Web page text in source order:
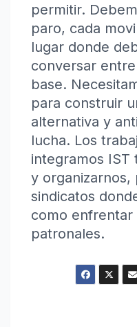
permitir.
paro, cada
lugar donde
conversar
base.
para construir
alternativa y
lucha. Los
integramos IST
y
sindicatos
como enfrentar
patronales.